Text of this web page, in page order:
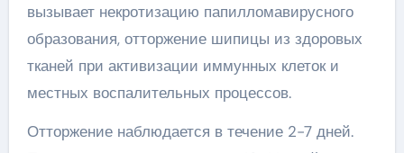
вызывает некротизацию папилломавирусного
образования, отторжение шипицы из здоровых
тканей при активизации иммунных клеток и
местных воспалительных процессов.
Отторжение наблюдается в течение 2-7 дней.